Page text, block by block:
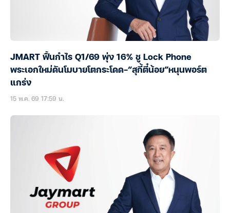
JMART ฟื้นกำไร Q1/69 พุ่ง 16% ชู Lock Phone
พระเอกใหม่ดันโมบายโตกระโดด-“สุกี้ตี๋น้อย”หนุนพอร์ต
แกร่ง
15 พ.ค. 69 17:59 น.